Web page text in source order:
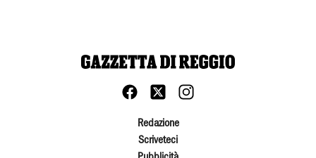
Redazione
Scriveteci